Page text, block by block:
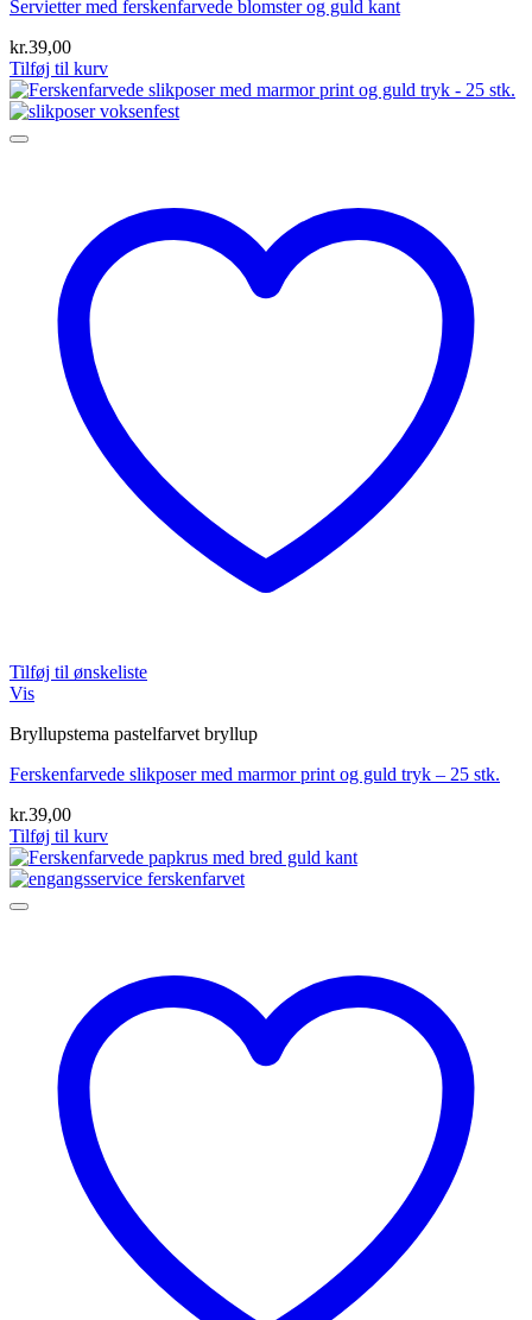
Servietter med ferskenfarvede blomster og guld kant
kr.39,00
Tilføj til kurv
Tilføj til ønskeliste
Vis
Bryllupstema pastelfarvet bryllup
Ferskenfarvede slikposer med marmor print og guld tryk – 25 stk.
kr.39,00
Tilføj til kurv